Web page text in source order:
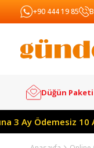
+90 444 19 85
Düğün Paketi
Ödemesiz 10 Ay